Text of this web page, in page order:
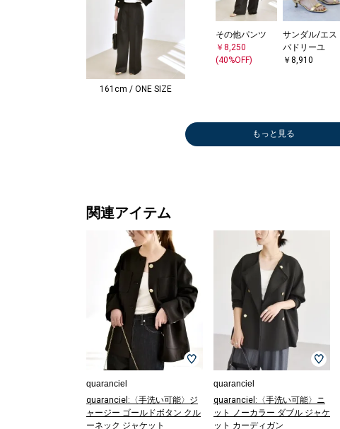
161cm / ONE SIZE
その他パンツ
￥8,250
(40%OFF)
サンダル/エス
パドリーユ
￥8,910
￥7,700
(30%OFF)
(30%OFF)
もっと見る
関連アイテム
quaranciel
quaranciel:〈手洗い可能〉ジ
ャージー ゴールドボタン クル
ーネック ジャケット
quaranciel
quaranciel:〈手洗い可能〉ニ
ット ノーカラー ダブル ジャケ
ット カーディガン